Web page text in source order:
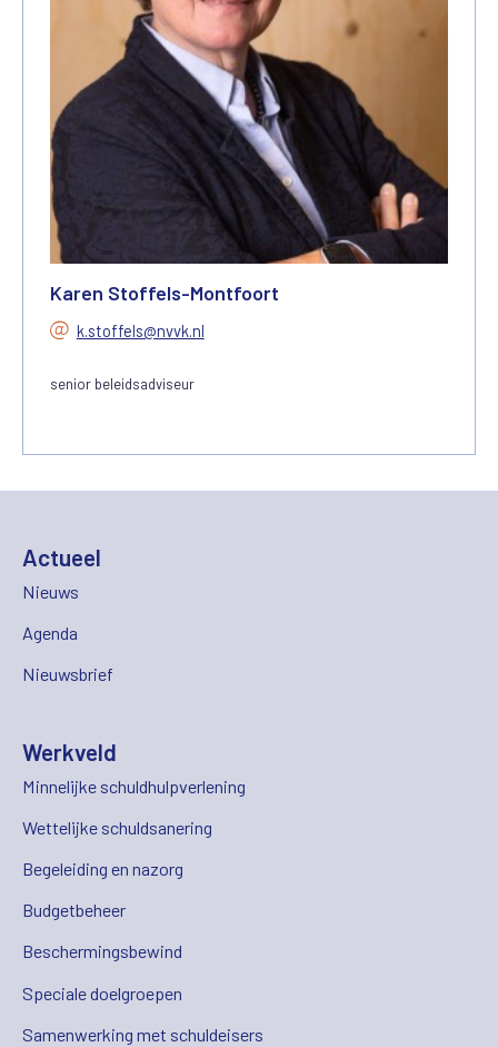
Karen Stoffels-Montfoort
k.stoffels@nvvk.nl
senior beleidsadviseur
Actueel
Nieuws
Agenda
Nieuwsbrief
Werkveld
Minnelijke schuldhulpverlening
Wettelijke schuldsanering
Begeleiding en nazorg
Budgetbeheer
Beschermingsbewind
Speciale doelgroepen
Samenwerking met schuldeisers